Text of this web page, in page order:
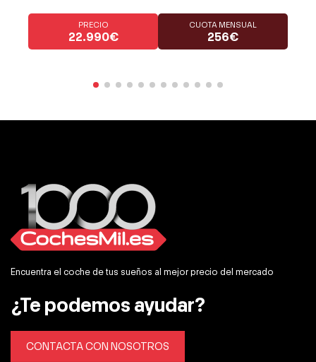
PRECIO
22.990€
CUOTA MENSUAL
256€
Encuentra el coche de tus sueños al mejor precio del mercado
¿Te podemos ayudar?
CONTACTA CON NOSOTROS